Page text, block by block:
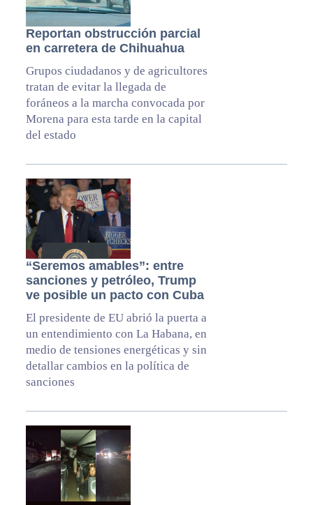
Reportan obstrucción parcial
en carretera de Chihuahua
Grupos ciudadanos y de agricultores
tratan de evitar la llegada de
foráneos a la marcha convocada por
Morena para esta tarde en la capital
del estado
“Seremos amables”: entre
sanciones y petróleo, Trump
ve posible un pacto con Cuba
El presidente de EU abrió la puerta a
un entendimiento con La Habana, en
medio de tensiones energéticas y sin
detallar cambios en la política de
sanciones